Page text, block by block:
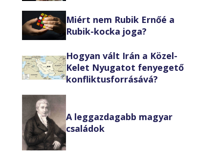
Miért nem Rubik Ernőé a
Rubik-kocka joga?
Hogyan vált Irán a Közel-
Kelet Nyugatot fenyegető
konfliktusforrásává?
A leggazdagabb magyar
családok